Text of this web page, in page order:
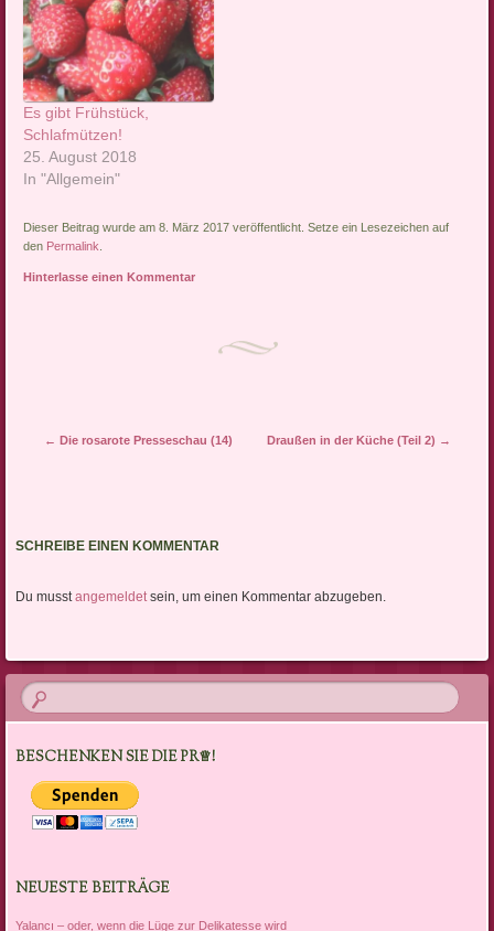
Platzes noch bis heute
üblich, seine Küche im Hof
zu haben, aber darum
geht es hier nicht.…
Es gibt Frühstück,
Schlafmützen!
25. August 2018
In "Allgemein"
Dieser Beitrag wurde am 8. März 2017 veröffentlicht. Setze ein Lesezeichen auf
den Permalink
Hinterlasse einen Kommentar
Artikel-Navigation
← Die rosarote Presseschau (14) Draußen in der Küche (Teil 2) →
SCHREIBE EINEN KOMMENTAR
Du musst angemeldetsein, um einen Kommentar abzugeben.
BESCHENKEN SIE DIE PR♕!
NEUESTE BEITRÄGE
Yalancı – oder, wenn die Lüge zur Delikatesse wird